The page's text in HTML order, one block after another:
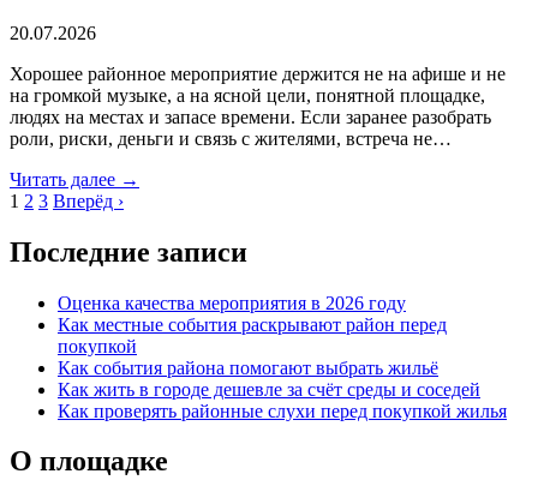
20.07.2026
Хорошее районное мероприятие держится не на афише и не
на громкой музыке, а на ясной цели, понятной площадке,
людях на местах и запасе времени. Если заранее разобрать
роли, риски, деньги и связь с жителями, встреча не…
Читать далее →
1 2 3 Вперёд ›
Последние записи
Оценка качества мероприятия в 2026 году
Как местные события раскрывают район перед
покупкой
Как события района помогают выбрать жильё
Как жить в городе дешевле за счёт среды и соседей
Как проверять районные слухи перед покупкой жилья
О площадке